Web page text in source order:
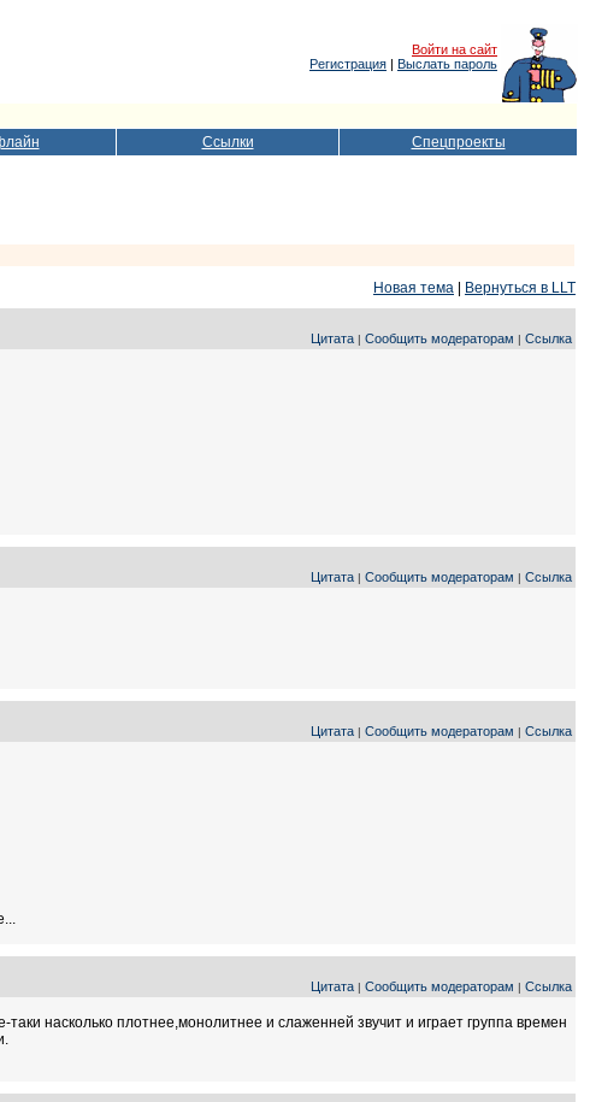
Войти на сайт
Регистрация | Выслать пароль
Ссылки Спецпроекты
Новая тема
Вернуться в LLT
Цитата | Сообщить модераторам | Ссылка
Цитата | Сообщить модераторам | Ссылка
Цитата | Сообщить модераторам | Ссылка
Цитата | Сообщить модераторам | Ссылка
насколько плотнее,монолитнее и слаженней звучит и играет группа времен